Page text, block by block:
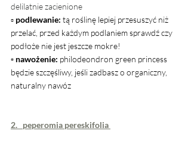
delilatnie zacienione
▫ podlewanie: tą roślinę lepiej przesuszyć niż
przelać, przed każdym podlaniem sprawdź czy
podłoże nie jest jeszcze mokre!
▫ nawożenie: philodeondron green princess
będzie szczęśliwy, jeśli zadbasz o organiczny,
naturalny nawóz
2.   peperomia pereskifolia